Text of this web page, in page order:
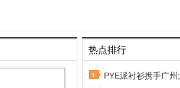
热点排行
PYE派衬衫携手广